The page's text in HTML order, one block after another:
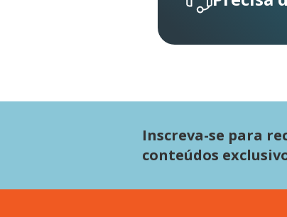
Inscreva-se para
conteúdos